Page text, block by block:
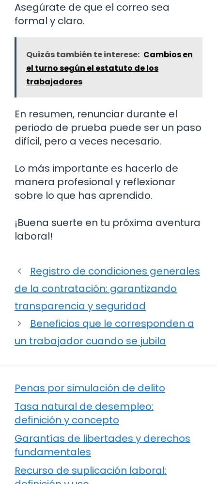
Asegúrate de que el correo sea
formal y claro.
Quizás también te interese: Cambios en
el turno según el estatuto de los
trabajadores
En resumen, renunciar durante el
periodo de prueba puede ser un paso
difícil, pero a veces necesario.
Lo más importante es hacerlo de
manera profesional y reflexionar
sobre lo que has aprendido.
¡Buena suerte en tu próxima aventura
laboral!
Registro de condiciones generales
de la contratación: garantizando
transparencia y seguridad
Beneficios que le corresponden a
un trabajador cuando se jubila
Penas por simulación de delito
Tasa natural de desempleo:
definición y concepto
Garantías de libertades y derechos
fundamentales
Recurso de suplicación laboral: